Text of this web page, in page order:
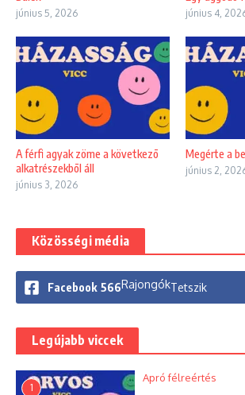
június 5, 2026 június 4,
A férfi agyak zöme a következõ
alkatrészekbõl áll
június 3, 2026
Megérte a
június 2,
Közösségi média
Facebook 566RajongókTetszik
Legújabb viccek
1
Apró félreértés